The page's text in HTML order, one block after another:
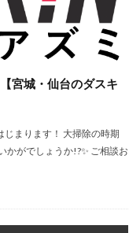
宮城・仙台のダスキ
まります！ 大掃除の時期
かがでしょうか!?✨ ご相談お